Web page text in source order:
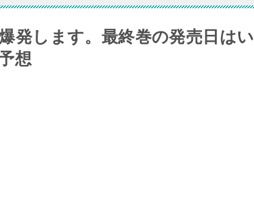
発します。最終巻の発売日はい
想